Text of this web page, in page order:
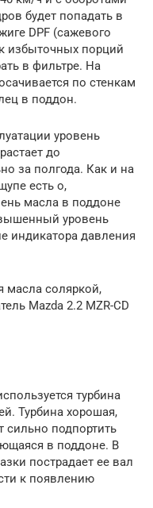
будет попадать в
DPF (сажевого
избыточных порций
в фильтре. На
по стенкам
в поддон.
уровень
до
за полгода. Как и на
есть о,
масла в поддоне
уровень
индикатора давления
масла соляркой,
Mazda 2.2 MZR-CD
турбина
Турбина хорошая,
подпортить
в поддоне. В
пострадает ее вал
к появлению